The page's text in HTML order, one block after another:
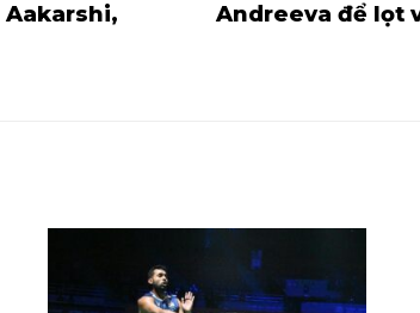
Aakarshi,
Andreeva để lọt